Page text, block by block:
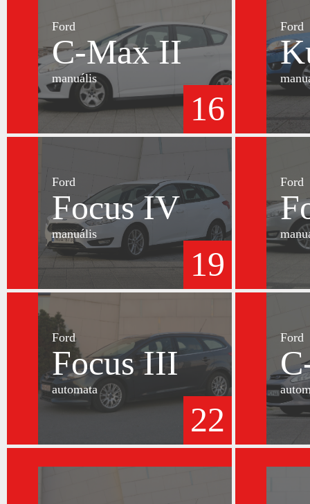
Ford
C-Max II
manuális
16
Ford
Ford
Focus IV
manuális
19
Ford
Ford
Focus III
automata
22
Ford